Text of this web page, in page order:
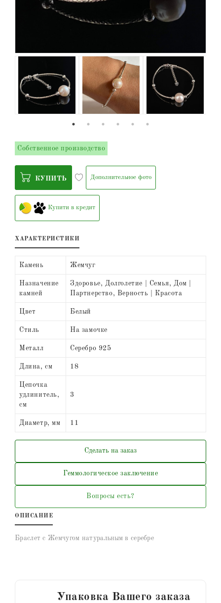
Собственное производство
КУПИТЬ Дополнительное фото
Купити в кредит
ХАРАКТЕРИСТИКИ
Камень Жемчуг
Назначение
камней
Здоровье, Долголетие | Семья, Дом |
Партнерство, Верность | Красота
Цвет Белый
Стиль На замочке
Металл Серебро 925
Длина, см 18
Цепочка
удлинитель,
см
3
Диаметр, мм 11
Сделать на заказ
Геммологическое заключение
Вопросы есть?
ОПИСАНИЕ
Браслет с Жемчугом натуральным в серебре
Упаковка Вашего заказа